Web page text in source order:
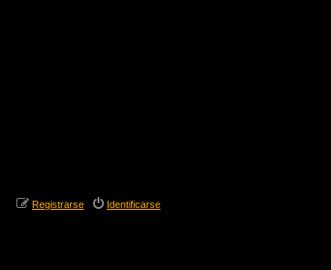
Identificarse
Registrarse